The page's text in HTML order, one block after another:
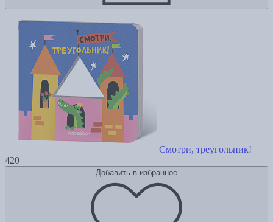
Смотри, треугольник!
420
Добавить в избранное